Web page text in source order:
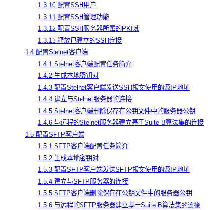
1.3.10 配置SSH用户
1.3.11 配置SSH管理功能
1.3.12 配置SSH服务器所属的PKI域
1.3.13 释放已建立的SSH连接
1.4 配置Stelnet客户端
1.4.1 Stelnet客户端配置任务简介
1.4.2 生成本地密钥对
1.4.3 配置Stelnet客户端发送SSH报文使用的源IP地址
1.4.4 建立与Stelnet服务器的连接
1.4.5 Stelnet客户端删除保存在公钥文件中的服务器公钥
1.4.6 与远程的Stelnet服务器建立基于Suite B算法集的连接
1.5 配置SFTP客户端
1.5.1 SFTP客户端配置任务简介
1.5.2 生成本地密钥对
1.5.3 配置SFTP客户端发送SFTP报文使用的源IP地址
1.5.4 建立与SFTP服务器的连接
1.5.5 SFTP客户端删除保存在公钥文件中的服务器公钥
1.5.6 与远程的SFTP服务器建立基于Suite B算法集的连接